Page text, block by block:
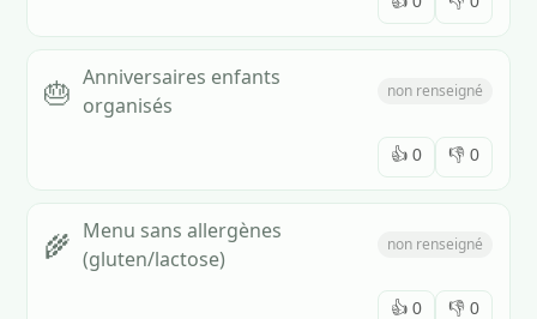
🎂 Anniversaires enfants
organisés
non renseigné
👍 0 👎 0
🌾 Menu sans allergènes
(gluten/lactose)
non renseigné
👍 0 👎 0